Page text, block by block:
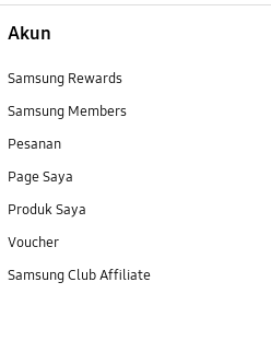
Akun
Samsung Rewards
Samsung Members
Pesanan
Page Saya
Produk Saya
Voucher
Samsung Club Affiliate